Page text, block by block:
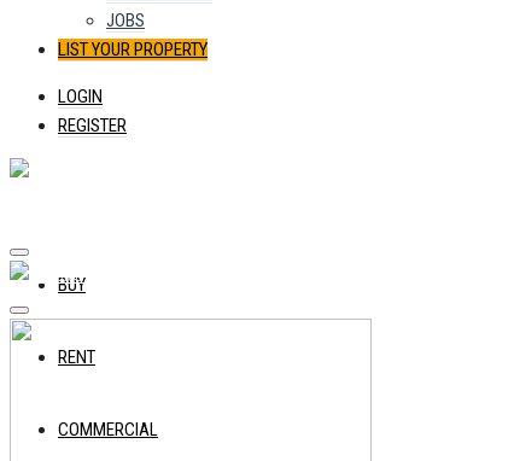
JOBS
LIST YOUR PROPERTY
LOGIN
REGISTER
BUY
RENT
COMMERCIAL